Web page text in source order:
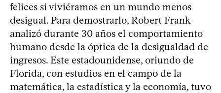
felices si viviéramos en un mundo menos
desigual. Para demostrarlo, Robert Frank
analizó durante 30 años el comportamiento
humano desde la óptica de la desigualdad de
ingresos. Este estadounidense, oriundo de
Florida, con estudios en el campo de la
matemática, la estadística y la economía, tuvo